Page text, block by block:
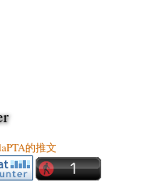
的推文